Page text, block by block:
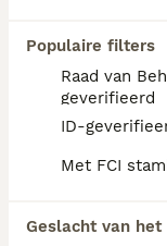
Populaire filters
Raad van
geverifieerd
ID-
Met FCI
Geslacht van het
FAQ's